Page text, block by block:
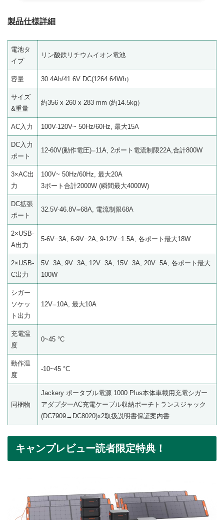
製品仕様詳細
電池タ
イプ
リン酸鉄リチウムイオン電池
容量 30.4Ah/41.6V DC(1264.64Wh）
サイズ
&重量
約356 x 260 x 283 mm (約14.5kg）
AC入力 100V-120V~ 50Hz/60Hz, 最大15A
DC入力
ポート
12-60V(動作電圧)⎓11A, 2ポート電流制限22A,合計800W
3×AC出
力
100V~ 50Hz/60Hz, 最大20A
3ポート合計2000W (瞬間最大4000W)
DC拡張
ポート
32.5V-46.8V⎓68A, 電流制限68A
2×USB-
A出力
5-6V⎓3A, 6-9V⎓2A, 9-12V⎓1.5A, 各ポート最大18W
2×USB-
C出力
5V⎓3A, 9V⎓3A, 12V⎓3A, 15V⎓3A, 20V⎓5A, 各ポート最大
100W
シガー
ソケッ
ト出力
12V⎓10A, 最大10A
充電温
度
0~45 °C
動作温
度
-10~45 °C
同梱物
Jackery ポータブル電源 1000 Plus本体車載用充電シガー
アダプ夕一AC充電ケーブル収納ポーチトランスジャック
(DC7909→DC8020)x2取扱説明書保証案内書
キャンプレビュー読者限定特典！